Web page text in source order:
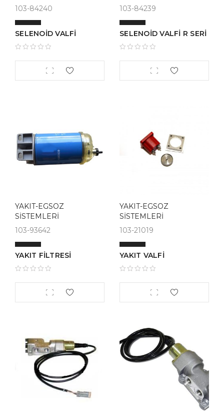
103-84240
SELENOİD VALFİ
103-84239
SELENOİD VALFİ R SERİ
YAKIT-EGSOZ
SİSTEMLERİ
103-93642
YAKIT FİLTRESİ
YAKIT-EGSOZ
SİSTEMLERİ
103-21019
YAKIT VALFİ